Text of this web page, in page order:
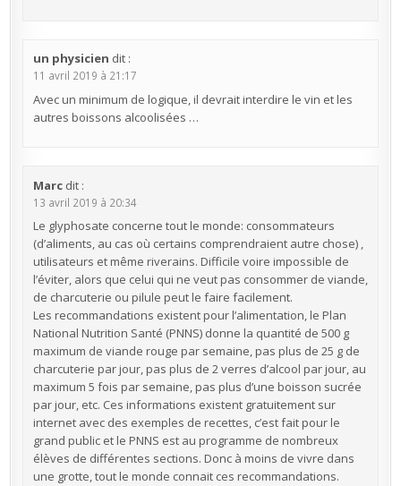
un physicien dit :
11 avril 2019 à 21:17
Avec un minimum de logique, il devrait interdire le vin et les
autres boissons alcoolisées …
Marc dit :
13 avril 2019 à 20:34
Le glyphosate concerne tout le monde: consommateurs
(d’aliments, au cas où certains comprendraient autre chose) ,
utilisateurs et même riverains. Difficile voire impossible de
l’éviter, alors que celui qui ne veut pas consommer de viande,
de charcuterie ou pilule peut le faire facilement.
Les recommandations existent pour l’alimentation, le Plan
National Nutrition Santé (PNNS) donne la quantité de 500 g
maximum de viande rouge par semaine, pas plus de 25 g de
charcuterie par jour, pas plus de 2 verres d’alcool par jour, au
maximum 5 fois par semaine, pas plus d’une boisson sucrée
par jour, etc. Ces informations existent gratuitement sur
internet avec des exemples de recettes, c’est fait pour le
grand public et le PNNS est au programme de nombreux
élèves de différentes sections. Donc à moins de vivre dans
une grotte, tout le monde connait ces recommandations.